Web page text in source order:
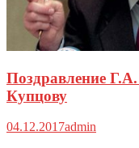
Поздравление
Купцову
04.12.2017admin